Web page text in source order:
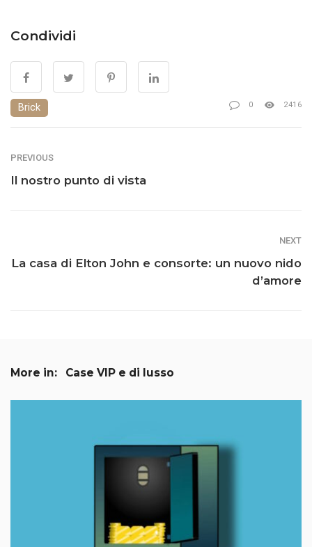
Condividi
Brick 0 2416
PREVIOUS
Il nostro punto di vista
NEXT
La casa di Elton John e consorte: un nuovo nido
d’amore
More in: Case VIP e di lusso